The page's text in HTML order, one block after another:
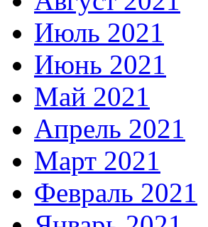
Июль 2021
Июнь 2021
Май 2021
Апрель 2021
Март 2021
Февраль 2021